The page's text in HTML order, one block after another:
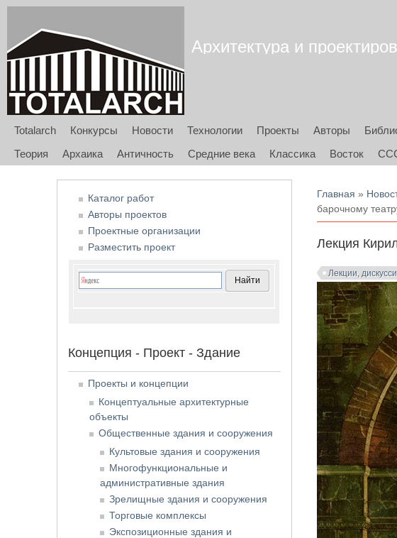
Архитектура и
Totalarch Конкурсы Новости Технологии Проекты Авторы
Теория
Архаика Античность Средние века Классика Восток
Вы здесь
Главная »
барочному
Лекция
Лекции,
Каталог работ
Авторы проектов
Проектные организации
Разместить проект
Концепция - Проект - Здание
Проекты и концепции
Концептуальные архитектурные
объекты
Общественные здания и сооружения
Культовые здания и сооружения
Многофункциональные и
административные здания
Зрелищные здания и сооружения
Торговые комплексы
Экспозиционные здания и